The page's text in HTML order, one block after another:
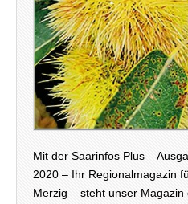
Mit der Saarinfos Plus –
2020 – Ihr Regionalmagazin
Merzig – steht unser